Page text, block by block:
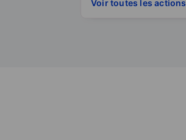
Voir toutes les actions